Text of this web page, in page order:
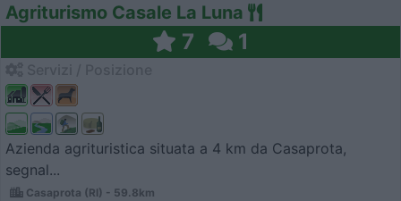
Agriturismo Casale La Luna
7 1
Azienda agrituristica situata a 4 km da Casaprota,
segnal...
Casaprota (RI) - 59.8km